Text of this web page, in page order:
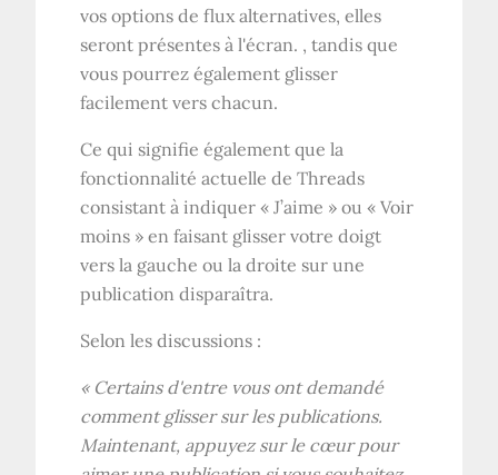
vos options de flux alternatives, elles
seront présentes à l'écran. , tandis que
vous pourrez également glisser
facilement vers chacun.
Ce qui signifie également que la
fonctionnalité actuelle de Threads
consistant à indiquer « J’aime » ou « Voir
moins » en faisant glisser votre doigt
vers la gauche ou la droite sur une
publication disparaîtra.
Selon les discussions :
« Certains d'entre vous ont demandé
comment glisser sur les publications.
Maintenant, appuyez sur le cœur pour